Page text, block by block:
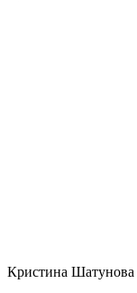
Кристина Шатунова